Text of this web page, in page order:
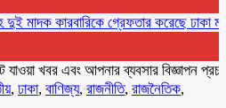
কারবারিকে গ্রেফতার করেছে ঢাকা মহানগর
এবং আপনার ব্যবসার বিজ্ঞাপন প্রচারের
, ঢাকা, বাণিজ্য, রাজনীতি, রাজনৈতিক,